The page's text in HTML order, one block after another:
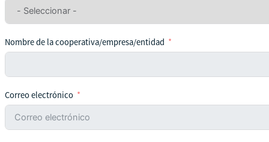
Nombre de la cooperativa/empresa/entidad
Correo electrónico